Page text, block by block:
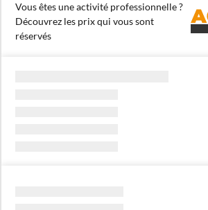
Vous êtes une activité professionnelle ?
Découvrez les prix qui vous sont
réservés